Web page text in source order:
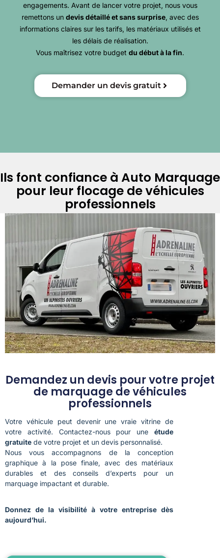
engagements. Avant de lancer votre projet, nous vous
remettons un devis détaillé et sans surprise, avec des
informations claires sur les tarifs, les matériaux utilisés et
les délais de réalisation.
Vous maîtrisez votre budget du début à la fin.
Demander un devis gratuit
Ils font confiance à Auto Marquage
pour leur flocage de véhicules
professionnels
Demandez un devis pour votre projet
de marquage de véhicules
professionnels
Votre véhicule peut devenir une vraie vitrine de
votre activité. Contactez-nous pour une étude
gratuite de votre projet et un devis personnalisé.
Nous vous accompagnons de la conception
graphique à la pose finale, avec des matériaux
durables et des conseils d’experts pour un
marquage impactant et durable.
Donnez de la visibilité à votre entreprise dès
aujourd’hui.